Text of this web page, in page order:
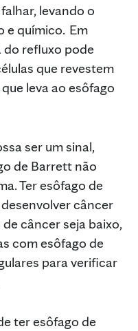
levando o
e químico. Em
do refluxo pode
que revestem
leva ao esôfago
ser um sinal,
de Barrett não
Ter esôfago de
câncer
câncer seja baixo,
com esôfago de
para verificar
ter esôfago de